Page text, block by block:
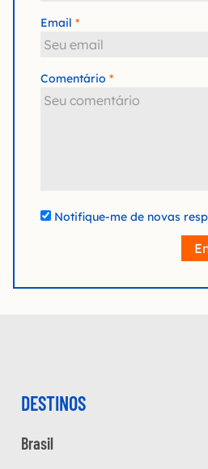
Email
Comentário
Notifique-me de novas
DESTINOS
Brasil